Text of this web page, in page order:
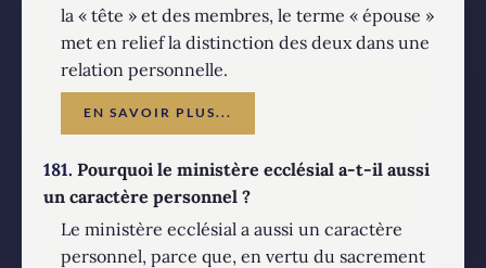
la « tête » et des membres, le terme « épouse »
met en relief la distinction des deux dans une
relation personnelle.
EN SAVOIR PLUS...
181. Pourquoi le ministère ecclésial a-t-il aussi
un caractère personnel ?
Le ministère ecclésial a aussi un caractère
personnel, parce que, en vertu du sacrement